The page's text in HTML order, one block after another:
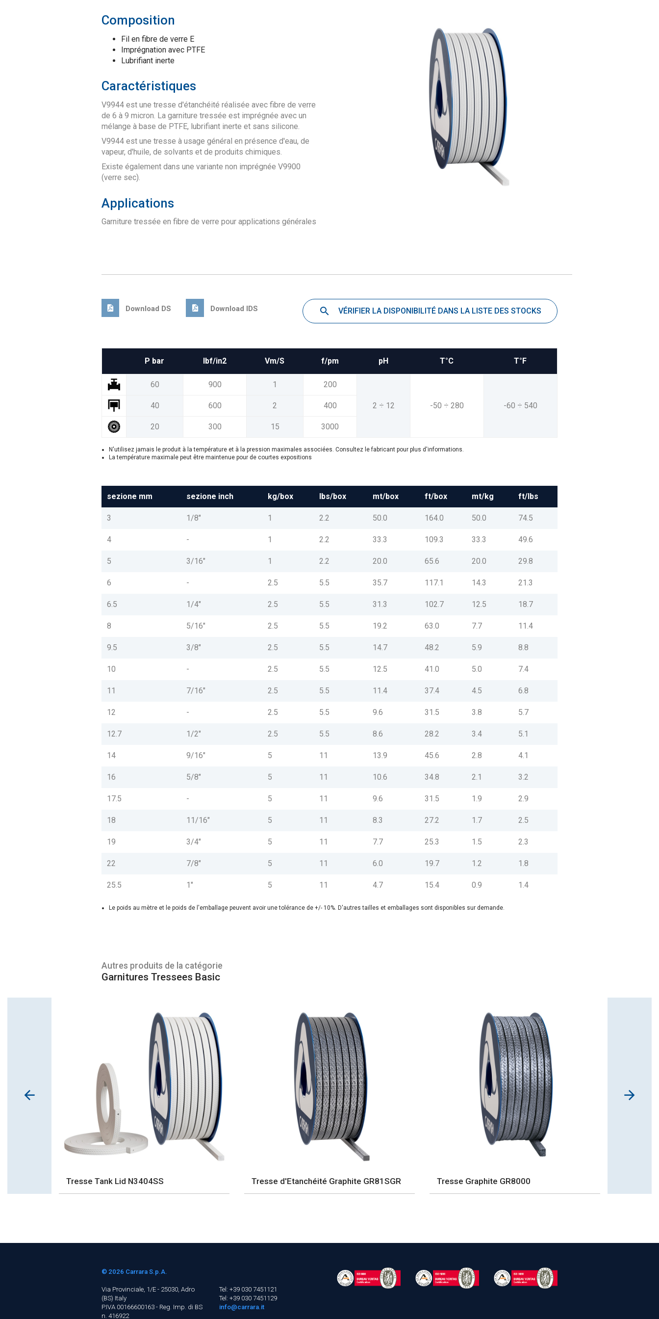
Composition
Fil en fibre de verre E
Imprégnation avec PTFE
Lubrifiant inerte
Caractéristiques
V9944 est une tresse d'étanchéité réalisée avec fibre de verre
de 6 à 9 micron. La garniture tressée est imprégnée avec un
mélange à base de PTFE, lubrifiant inerte et sans silicone.
V9944 est une tresse à usage général en présence d'eau, de
vapeur, d'huile, de solvants et de produits chimiques.
Existe également dans une variante non imprégnée V9900
(verre sec).
Applications
Garniture tressée en fibre de verre pour applications générales
Download DS Download IDS VÉRIFIER LA DISPONIBILITÉ DANS LA LISTE DES STOCKS
P bar Ibf/in2 Vm/S f/pm pH T°C T°F
60 900 1 200
2 ÷ 12 -50 ÷ 280 -60 ÷ 540
40 600 2 400
20 300 15 3000
N'utilisez jamais le produit à la température et à la pression maximales associées. Consultez le fabricant pour plus d'informations.
La température maximale peut être maintenue pour de courtes expositions
sezione mm sezione inch kg/box lbs/box mt/box ft/box mt/kg ft/lbs
3 1/8" 1 2.2 50.0 164.0 50.0 74.5
4 - 1 2.2 33.3 109.3 33.3 49.6
5 3/16" 1 2.2 20.0 65.6 20.0 29.8
6 - 2.5 5.5 35.7 117.1 14.3 21.3
6.5 1/4" 2.5 5.5 31.3 102.7 12.5 18.7
8 5/16" 2.5 5.5 19.2 63.0 7.7 11.4
9.5 3/8" 2.5 5.5 14.7 48.2 5.9 8.8
10 - 2.5 5.5 12.5 41.0 5.0 7.4
11 7/16" 2.5 5.5 11.4 37.4 4.5 6.8
12 - 2.5 5.5 9.6 31.5 3.8 5.7
12.7 1/2" 2.5 5.5 8.6 28.2 3.4 5.1
14 9/16" 5 11 13.9 45.6 2.8 4.1
16 5/8" 5 11 10.6 34.8 2.1 3.2
17.5 - 5 11 9.6 31.5 1.9 2.9
18 11/16" 5 11 8.3 27.2 1.7 2.5
19 3/4" 5 11 7.7 25.3 1.5 2.3
22 7/8" 5 11 6.0 19.7 1.2 1.8
25.5 1" 5 11 4.7 15.4 0.9 1.4
Le poids au mètre et le poids de l'emballage peuvent avoir une tolérance de +/- 10%. D'autres tailles et emballages sont disponibles sur demande.
Autres produits de la catégorie
Garnitures Tressees Basic
Tresse Tank Lid N3404SS Tresse d'Etanchéité Graphite GR81SGR Tresse Graphite GR8000
© 2026 Carrara S.p.A.
Via Provinciale, 1/E - 25030, Adro
(BS) Italy
P.IVA 00166600163 - Reg. Imp. di BS
n. 416922
Tel: +39 030 7451121
Tel: +39 030 7451129
info@carrara.it